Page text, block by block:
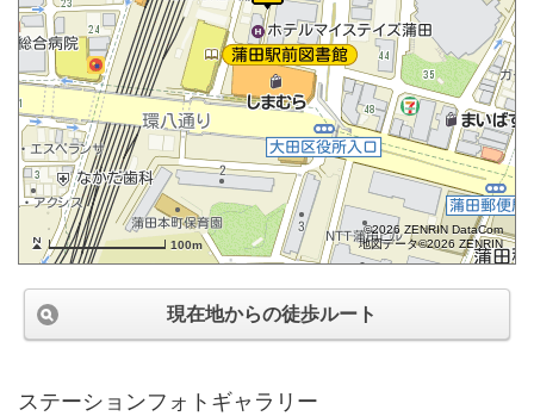
100m
©2026 ZENRIN DataCom
地図データ©2026 ZENRIN
現在地からの徒歩ルート
ステーションフォトギャラリー